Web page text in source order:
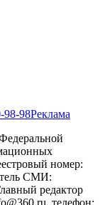
98-98Реклама
номер:
СМИ:
редактор